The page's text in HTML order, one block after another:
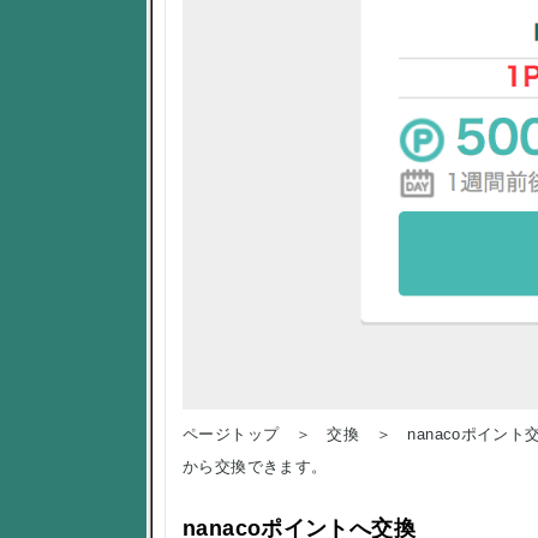
ページトップ ＞ 交換 ＞ nanacoポイント
から交換できます。
nanacoポイントへ交換